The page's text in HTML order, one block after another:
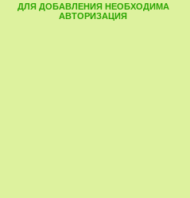
ДЛЯ ДОБАВЛЕНИЯ НЕОБХОДИМА
АВТОРИЗАЦИЯ